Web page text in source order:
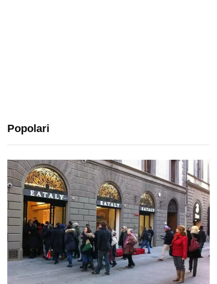
Popolari